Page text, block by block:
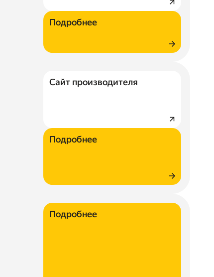
Подробнее
Сайт производителя
Подробнее
Подробнее